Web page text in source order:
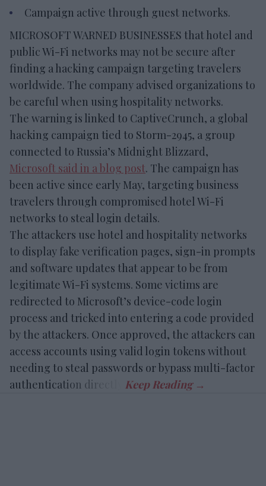
Campaign active through guest networks.
MICROSOFT WARNED BUSINESSES that hotel and
public Wi-Fi networks may not be secure after
finding a hacking campaign targeting travelers
worldwide. The company advised organizations to
be careful when using hospitality networks.
The warning is linked to CaptiveCrunch, a global
hacking campaign tied to Storm-2945, a group
connected to Russia’s Midnight Blizzard,
Microsoft said in a blog post. The campaign has
been active since early May, targeting business
travelers through compromised hotel Wi-Fi
networks to steal login details.
The attackers use hotel and hospitality networks
to display fake verification pages, sign-in prompts
and software updates that appear to be from
legitimate Wi-Fi systems. Some victims are
redirected to Microsoft’s device-code login
process and tricked into entering a code provided
by the attackers. Once approved, the attackers can
access accounts using valid login tokens without
needing to steal passwords or bypass multi-factor
authentication directly.